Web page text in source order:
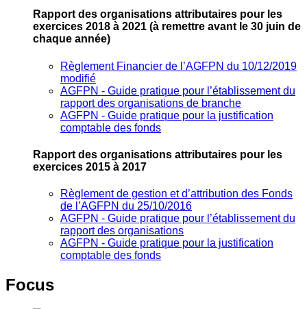
Rapport des organisations attributaires pour les
exercices 2018 à 2021 (à remettre avant le 30 juin de
chaque année)
Règlement Financier de l’AGFPN du 10/12/2019
modifié
AGFPN ‐ Guide pratique pour l’établissement du
rapport des organisations de branche
AGFPN ‐ Guide pratique pour la justification
comptable des fonds
Rapport des organisations attributaires pour les
exercices 2015 à 2017
Règlement de gestion et d’attribution des Fonds
de l’AGFPN du 25/10/2016
AGFPN ‐ Guide pratique pour l’établissement du
rapport des organisations
AGFPN ‐ Guide pratique pour la justification
comptable des fonds
Focus